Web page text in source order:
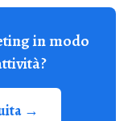
in modo
→